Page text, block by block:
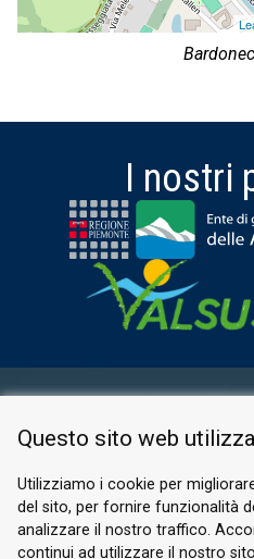
I nostri
PRIVACY
© 2026
Questo sito web
Utilizziamo i cookie per
del sito, per fornire funzionalità
analizzare il nostro traffico.
continui ad utilizzare il nostro